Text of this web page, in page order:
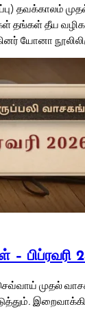
தவக்காலம்
தங்கள் தீய
யோனா
– பிப்ரவரி
முதல்